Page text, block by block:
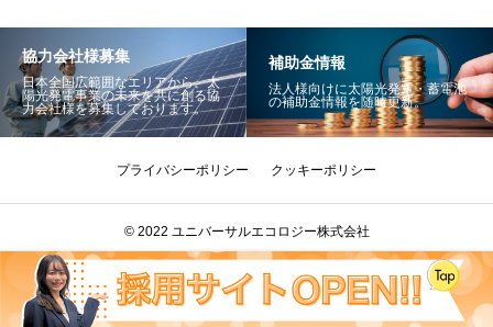
協力会社様募集
日本全国広範囲なエリアから、太
陽光発電事業の未来を共に創る協
力会社様を募集しております。
補助金情報
法人様向けに太陽光発電・蓄電池
の補助金情報を随時更新。
プライバシーポリシー クッキーポリシー
© 2022 ユニバーサルエコロジー株式会社